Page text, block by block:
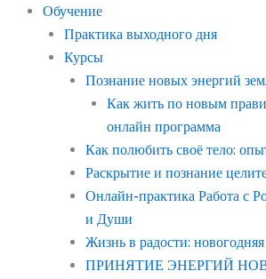
Обучение
Практика выходного дня
Курсы
Познание новых энергий
Как жить по новым
онлайн программа
Как полюбить своё тело:
Раскрытие и познание
Онлайн-практика Работа с
и Души
Жизнь в радости:
ПРИНЯТИЕ ЭНЕРГИЙ